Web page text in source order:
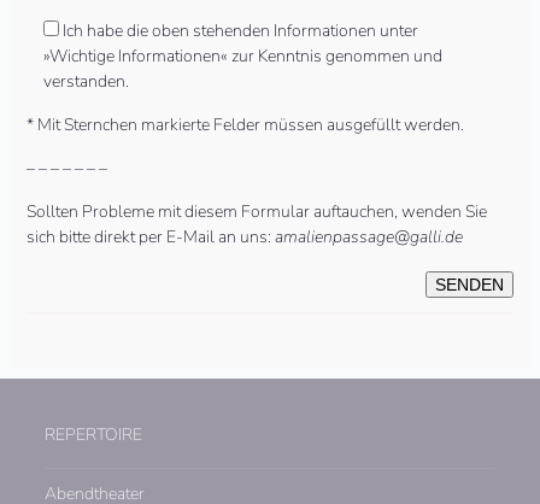
Ich habe die oben stehenden Informationen unter
»Wichtige Informationen« zur Kenntnis genommen und
verstanden.
* Mit Sternchen markierte Felder müssen ausgefüllt werden.
– – – – – – –
Sollten Probleme mit diesem Formular auftauchen, wenden Sie
sich bitte direkt per E-Mail an uns:amalienpassage@galli.de
REPERTOIRE
Abendtheater